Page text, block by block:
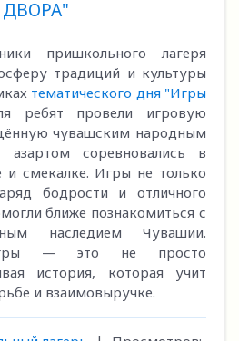
ДВОРА"
пришкольного лагеря
традиций и культуры
тематического дня "Игры
ребят провели игровую
чувашским народным
азартом соревновались в
и смекалке. Игры не только
бодрости и отличного
ближе познакомиться с
наследием Чувашии.
— это не просто
история, которая учит
и взаимовыручке.